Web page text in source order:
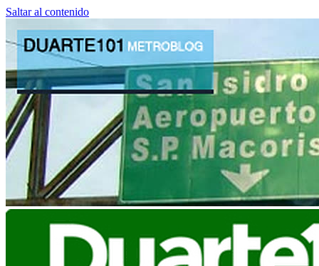
Saltar al contenido